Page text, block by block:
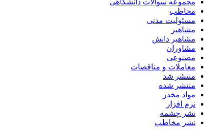
مجموعه سوالات دانشگاهی
مخاطب
مسئولیت مدنی
مشاهیر
مشاهیر دانش
مشاوران
مصنوعی
معاملات و مناقصات
منتشر شد
منتشر شده
مواد مخدر
نرم افزار
نشر چشمه
نشر مخاطب